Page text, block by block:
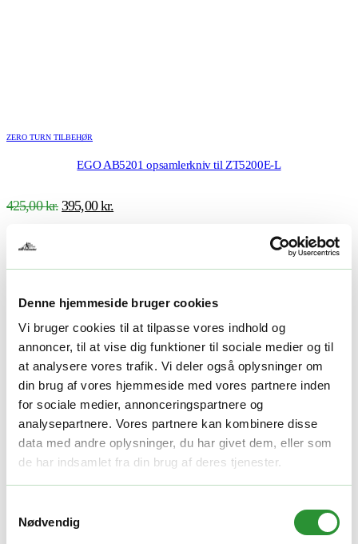
Denne hjemmeside bruger cookies
Vi bruger cookies til at tilpasse vores indhold og
annoncer, til at vise dig funktioner til sociale medier og til
at analysere vores trafik. Vi deler også oplysninger om
din brug af vores hjemmeside med vores partnere inden
for sociale medier, annonceringspartnere og
analysepartnere. Vores partnere kan kombinere disse
data med andre oplysninger, du har givet dem, eller som
de har indsamlet fra din brug af deres tjenester.
Nødvendig
ZERO TURN TILBEHØR
EGO AB5201 opsamlerkniv til ZT5200E-L
425,00kr. Den
425,00 kr..
395,00kr.
395,00 kr..
TILFØJ TIL KURV